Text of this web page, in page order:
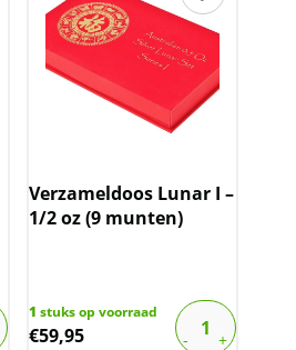
Verzameldoos Lunar I –
1/2 oz (9 munten)
1 stuks op voorraad
€59,95